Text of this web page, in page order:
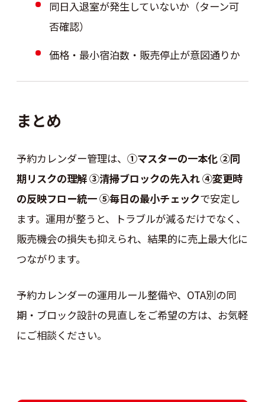
同日入退室が発生していないか（ターン可
否確認）
価格・最小宿泊数・販売停止が意図通りか
まとめ
予約カレンダー管理は、 ①マスターの一本化 ②同
期リスクの理解 ③清掃ブロックの先入れ ④変更時
の反映フロー統一 ⑤毎日の最小チェックで安定し
ます。運用が整うと、トラブルが減るだけでなく、
販売機会の損失も抑えられ、結果的に売上最大化に
つながります。
予約カレンダーの運用ルール整備や、OTA別の同
期・ブロック設計の見直しをご希望の方は、お気軽
にご相談ください。